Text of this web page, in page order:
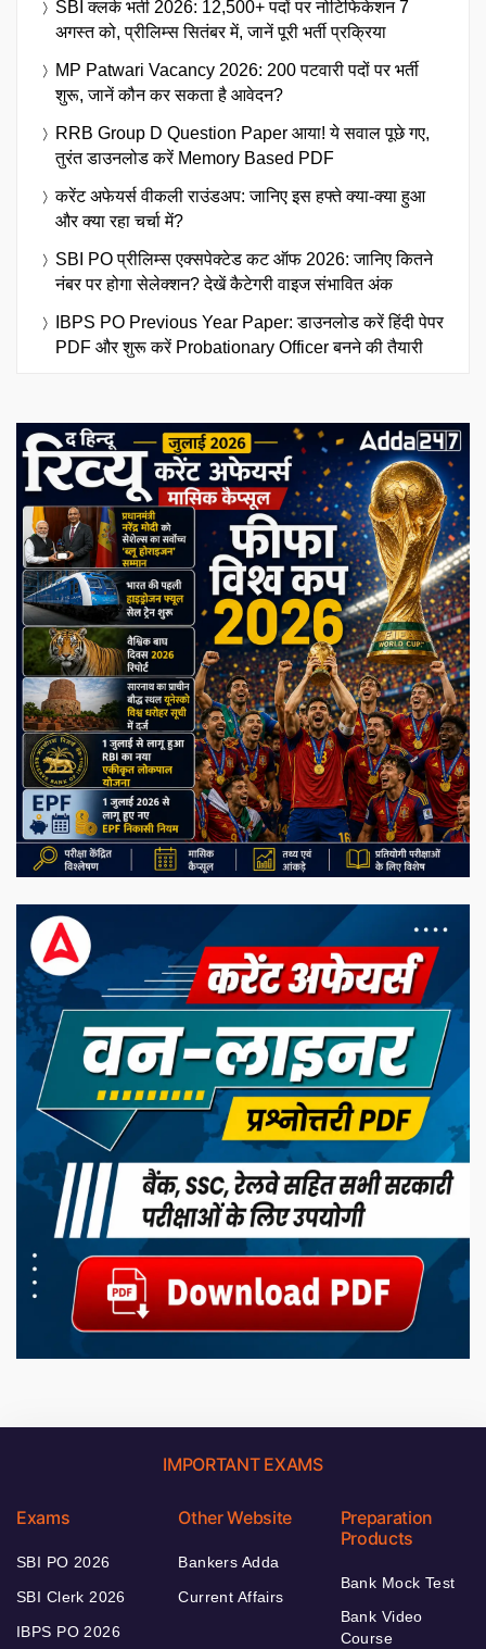
SBI क्लर्क भर्ती 2026: 12,500+ पदों पर नोटिफिकेशन 7
अगस्त को, प्रीलिम्स सितंबर में, जानें पूरी भर्ती प्रक्रिया
MP Patwari Vacancy 2026: 200 पटवारी पदों पर भर्ती
शुरू, जानें कौन कर सकता है आवेदन?
RRB Group D Question Paper आया! ये सवाल पूछे गए,
तुरंत डाउनलोड करें Memory Based PDF
करेंट अफेयर्स वीकली राउंडअप: जानिए इस हफ्ते क्या-क्या हुआ
और क्या रहा चर्चा में?
SBI PO प्रीलिम्स एक्सपेक्टेड कट ऑफ 2026: जानिए कितने
नंबर पर होगा सेलेक्शन? देखें कैटेगरी वाइज संभावित अंक
IBPS PO Previous Year Paper: डाउनलोड करें हिंदी पेपर
PDF और शुरू करें Probationary Officer बनने की तैयारी
IMPORTANT EXAMS
Exams
SBI PO 2026
SBI Clerk 2026
IBPS PO 2026
Other Website
Bankers Adda
Current Affairs
Preparation
Products
Bank Mock Test
Bank Video
Course